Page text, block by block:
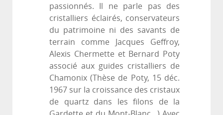
passionnés. Il ne parle pas des
cristalliers éclairés, conservateurs
du patrimoine ni des savants de
terrain comme Jacques Geffroy,
Alexis Chermette et Bernard Poty
associé aux guides cristalliers de
Chamonix (Thèse de Poty, 15 déc.
1967 sur la croissance des cristaux
de quartz dans les filons de la